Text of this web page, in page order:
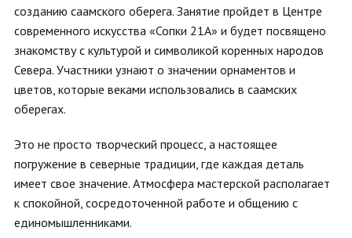
созданию саамского оберега. Занятие пройдет в Центре
современного искусства «Сопки 21А» и будет посвящено
знакомству с культурой и символикой коренных народов
Севера. Участники узнают о значении орнаментов и
цветов, которые веками использовались в саамских
оберегах.
Это не просто творческий процесс, а настоящее
погружение в северные традиции, где каждая деталь
имеет свое значение. Атмосфера мастерской располагает
к спокойной, сосредоточенной работе и общению с
единомышленниками.